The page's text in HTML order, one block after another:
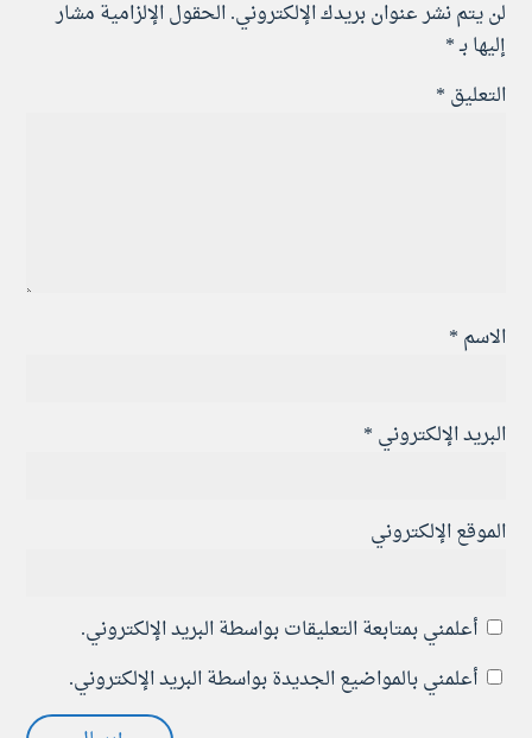
لن يتم نشر عنوان بريدك الإلكتروني.الحقول الإلزامية مشار
إليها بـ*
التعليق *
الاسم *
البريد الإلكتروني *
الموقع الإلكتروني
أعلمني بمتابعة التعليقات بواسطة البريد الإلكتروني.
أعلمني بالمواضيع الجديدة بواسطة البريد الإلكتروني.